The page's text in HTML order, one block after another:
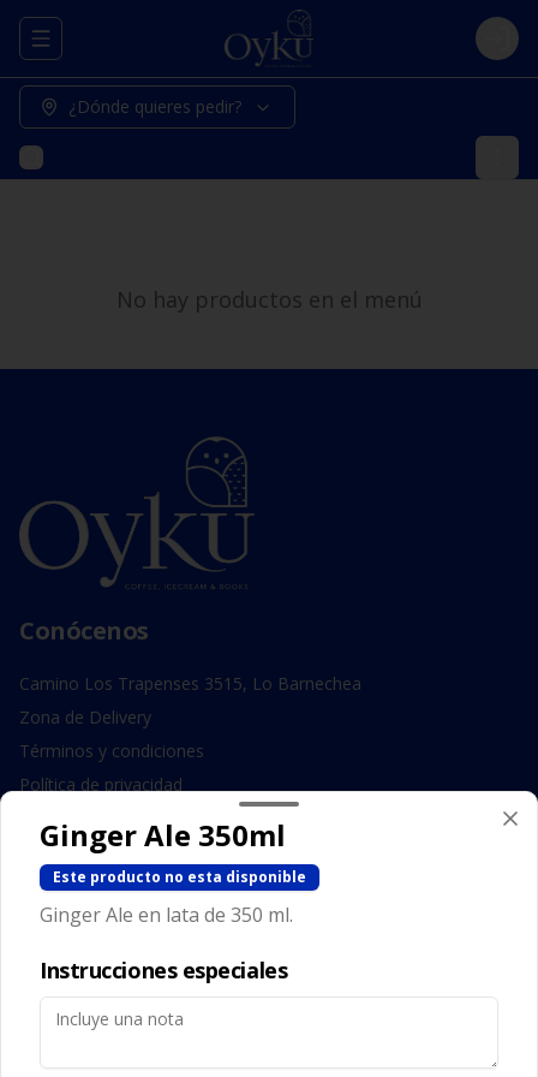
Abrir menu de navegación Login
¿Dónde quieres pedir?
No hay productos en el menú
Conócenos
Camino Los Trapenses 3515, Lo Barnechea
Zona de Delivery
Términos y condiciones
Política de privacidad
Redes sociales
Instagram
Facebook
Mi cuenta
Ginger Ale 350ml
Este producto no esta disponible
Ginger Ale en lata de 350 ml.
Instrucciones especiales